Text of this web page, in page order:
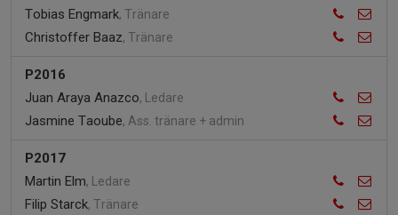
Tobias Engmark, Tränare
Christoffer Baaz, Tränare
P2016
Juan Araya Anazco, Ledare
Jasmine Taoube, Ass. tränare + admin
P2017
Martin Elm, Ledare
Filip Starck, Tränare